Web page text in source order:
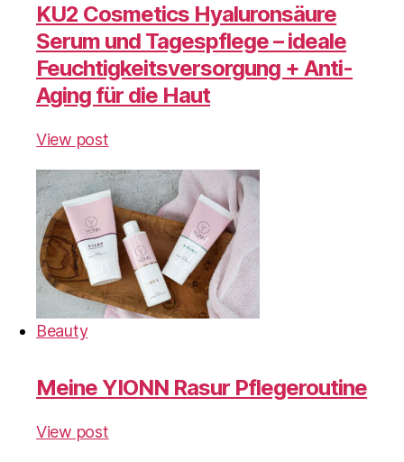
KU2 Cosmetics Hyaluronsäure
Serum und Tagespflege – ideale
Feuchtigkeitsversorgung + Anti-
Aging für die Haut
View post
Beauty
Meine YIONN Rasur Pflegeroutine
View post